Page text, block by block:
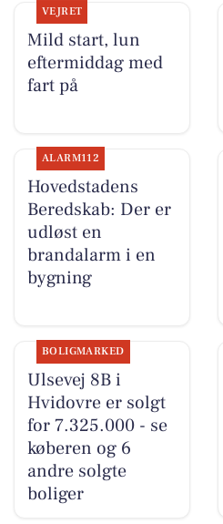
VEJRET
Mild start, lun
eftermiddag med
fart på
ALARM112
Hovedstadens
Beredskab: Der er
udløst en
brandalarm i en
bygning
BOLIGMARKED
Ulsevej 8B i
Hvidovre er solgt
for 7.325.000 - se
køberen og 6
andre solgte
boliger